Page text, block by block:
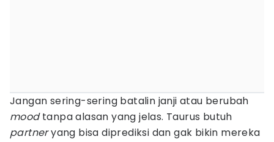
Jangan sering-sering batalin janji atau berubah
moodtanpa alasan yang jelas. Taurus butuh
partneryang bisa diprediksi dan gak bikin mereka